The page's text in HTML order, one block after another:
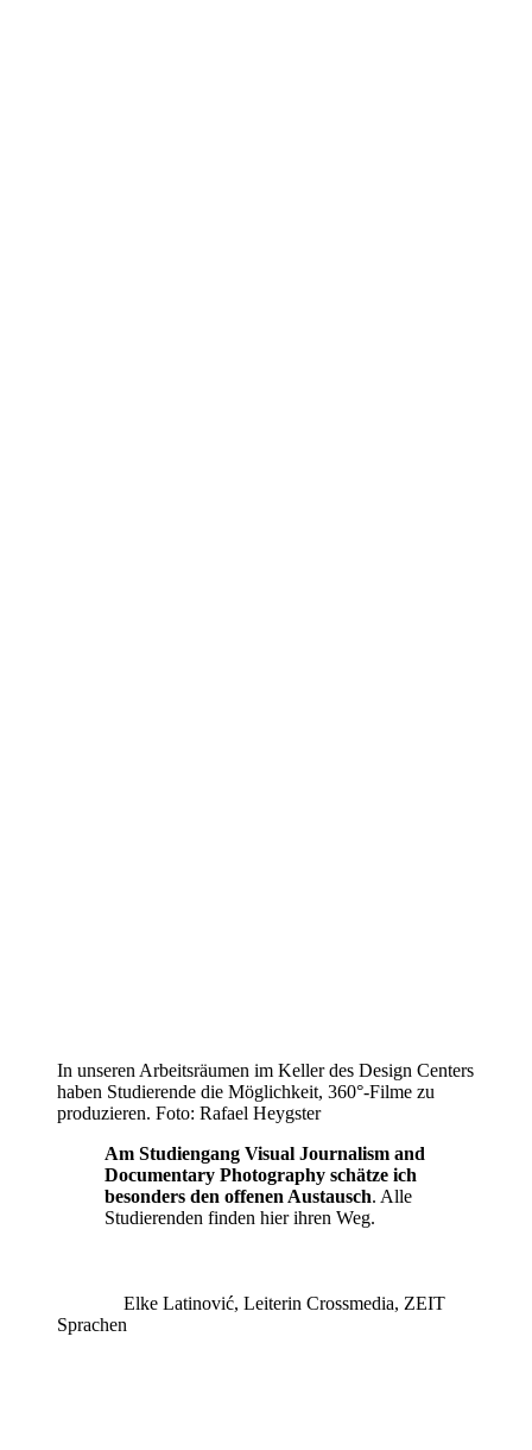
In unseren Arbeitsräumen im Keller des Design Centers
haben Studierende die Möglichkeit, 360°-Filme zu
produzieren. Foto: Rafael Heygster
Am Studiengang Visual Journalism and
Documentary Photography schätze ich
besonders den offenen Austausch. Alle
Studierenden finden hier ihren Weg.
Elke Latinović, Leiterin Crossmedia, ZEIT
Sprachen